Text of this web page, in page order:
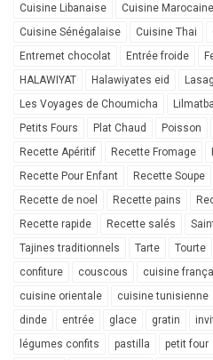
Cuisine Libanaise
Cuisine Marocaine
Cuisine Sénégalaise
Cuisine Thai
Entremet chocolat
Entrée froide
HALAWIYAT
Halawiyates eid
Les Voyages de Choumicha
Petits Fours
Plat Chaud Poisson
Recette Apéritif
Recette Fromage
Recette Pour Enfant
Recette Soupe
Recette de noel
Recette pains
Recette rapide
Recette salés
Tajines traditionnels
Tarte Tourte
confiture
couscous cuisine
cuisine orientale
cuisine tunisienne
dinde
entrée glace gratin
légumes confits
pastilla petit four